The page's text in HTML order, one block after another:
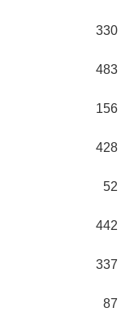
330
483
156
428
52
442
337
87